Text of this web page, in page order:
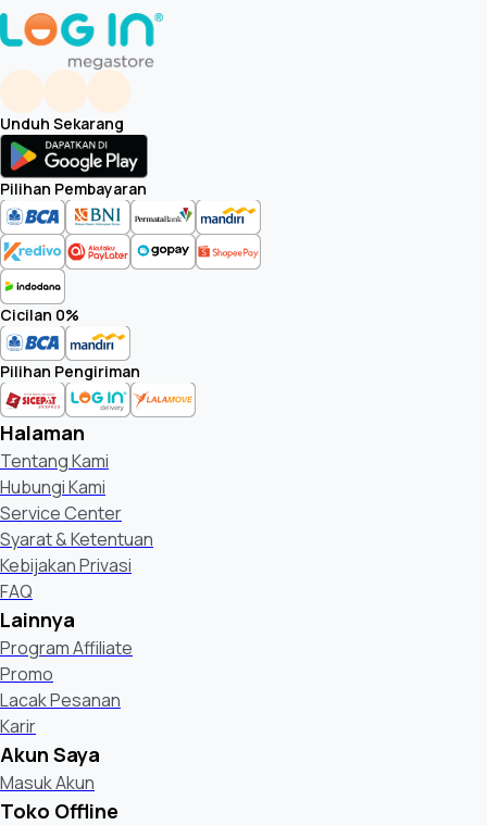
Unduh Sekarang
Pilihan Pembayaran
Cicilan 0%
Pilihan Pengiriman
Halaman
Tentang Kami
Hubungi Kami
Service Center
Syarat & Ketentuan
Kebijakan Privasi
FAQ
Lainnya
Program Affiliate
Promo
Lacak Pesanan
Karir
Akun Saya
Masuk Akun
Toko Offline